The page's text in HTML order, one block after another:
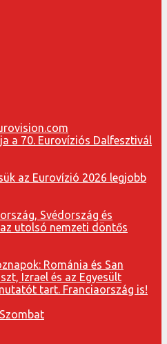
a 70. Eurovíziós Dalfesztivál
az Eurovízió 2026 legjobb
Svédország és
utolsó nemzeti döntős
Románia és San
Izrael és az Egyesült
tart. Franciaország is!